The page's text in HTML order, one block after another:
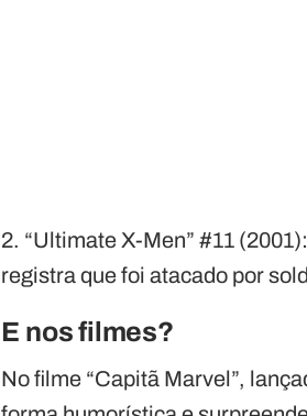
2. “Ultimate X-Men” #11
registra que foi atacado por
E nos filmes?
No filme “Capitã Marvel”,